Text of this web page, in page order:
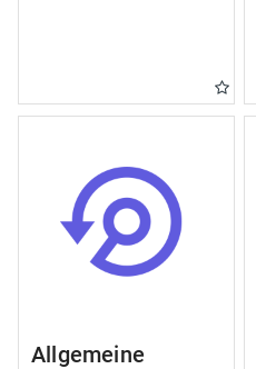
Allgemeine